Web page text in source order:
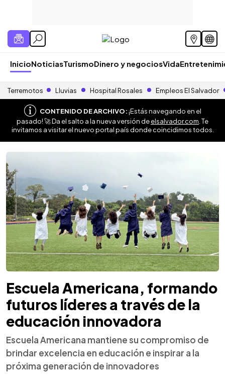
InicioNoticiasTurismoDinero y negociosVida
Terremotos Lluvias Hospital Rosales Empleos El Salvador
CONTENIDO DE ARCHIVO:¡Estás navegando en el
pasado! 🚀 Da el salto a la nueva versión deelsalvador.com . Te
invitamos a visitar el nuevo portal país donde coincidimos todos.
Escuela Americana, formando
futuros líderes a través de la
educación innovadora
Escuela Americana mantiene su compromiso de
brindar excelencia en educación e inspirar a la
próxima generación de innovadores